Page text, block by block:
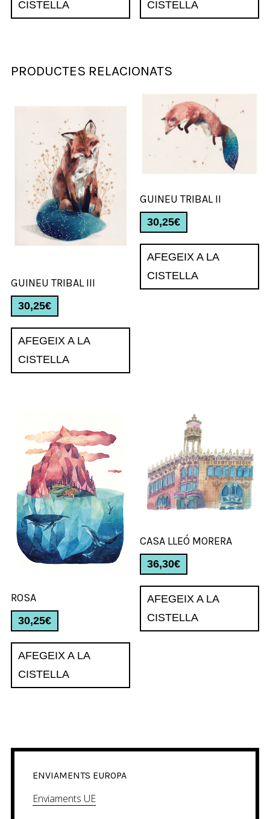
CISTELLA CISTELLA
PRODUCTES RELACIONATS
GUINEU TRIBAL III
30,25€
AFEGEIX A LA
CISTELLA
GUINEU TRIBAL II
30,25€
AFEGEIX A LA
CISTELLA
ROSA
30,25€
AFEGEIX A LA
CISTELLA
CASA LLEÓ MORERA
36,30€
AFEGEIX A LA
CISTELLA
ENVIAMENTS EUROPA
Enviaments UE